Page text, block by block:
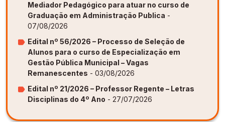
Mediador Pedagógico para atuar no curso de
Graduação em Administração Publica -
07/08/2026
Edital nº 56/2026 – Processo de Seleção de
Alunos para o curso de Especialização em
Gestão Pública Municipal – Vagas
Remanescentes - 03/08/2026
Edital nº 21/2026 – Professor Regente – Letras
Disciplinas do 4º Ano - 27/07/2026